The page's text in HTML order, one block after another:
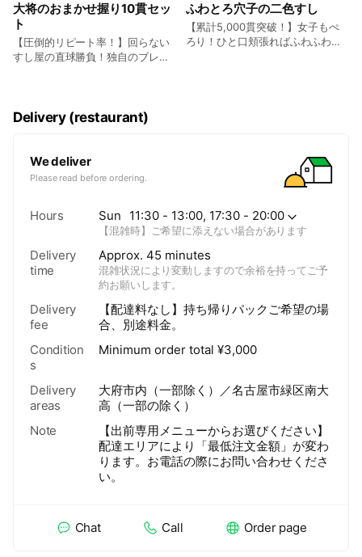
大将のおまかせ握り10貫セッ
ト
【圧倒的リピート率！】回らない
すし屋の直球勝負！独自のブレン
盛り込みました。味だけでなく、
見栄えも楽しめる本格握りです。
オススメの逸品です！！ ...3,850
円（税込4,235円）
ふわとろ穴子の二色すし
【累計5,000貫突破！】女子もぺ
ろり！ひと口頬張ればふわふわで
立てます。 ＜ゆず香るさっぱりの
“白”＞ 【白煮穴子】「お酒」と
「砂糖」だけで 煮上げる「沢煮」
炙って、穴子の風味を引き立て ま
す。ゆずの香りとお塩でどうぞ。
Delivery (restaurant)
We deliver
Please read before ordering.
Hours Sun 11:30 - 13:00, 17:30 - 20:00
【混雑時】ご希望に添えない場合があります
Delivery
time
Approx. 45 minutes
混雑状況により変動しますので余裕を持ってご予
約お願いします。
Delivery
fee
【配達料なし】持ち帰りパックご希望の場
合、別途料金。
Condition
s
Minimum order total ¥3,000
Delivery
areas
大府市内（一部除く）／名古屋市緑区南大
高（一部の除く）
Note
【出前専用メニューからお選びください】
配達エリアにより「最低注文金額」が変わ
ります。お電話の際にお問い合わせくださ
い。
Chat Call Order page